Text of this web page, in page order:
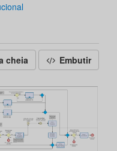
cheia Embutir